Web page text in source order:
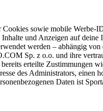
sowie mobile Werbe-
und Anzeigen auf
werden – abhängig
Sp. z o.o. und ihre
erteilte Zustimmungen
des Administrators,
Daten ist